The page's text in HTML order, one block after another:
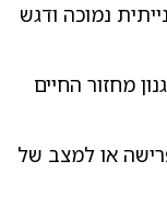
נמוכה ודגש
מחזור החיים
או למצב של